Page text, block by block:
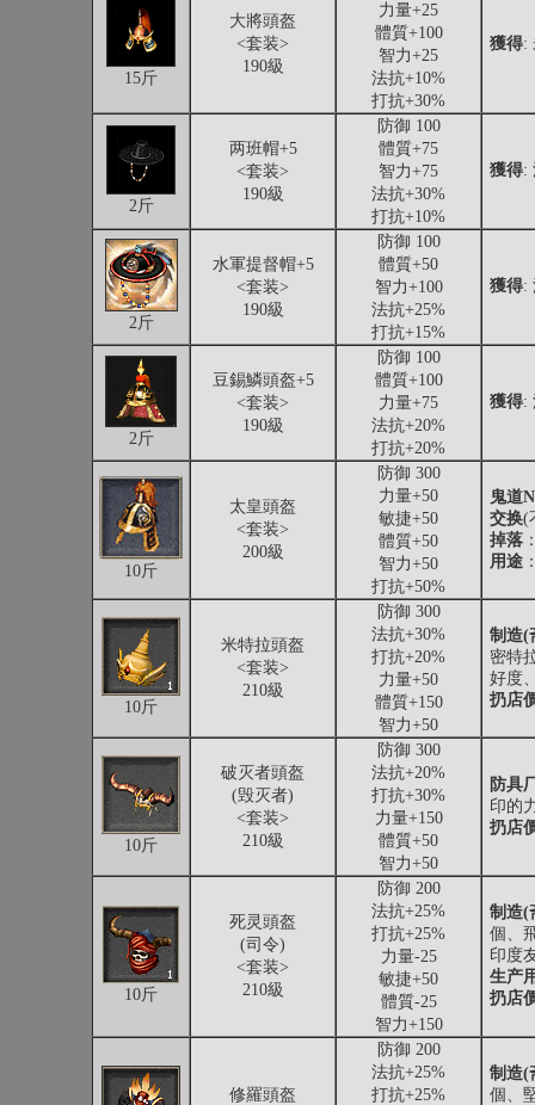
15斤
大將頭盔
<套装>
190級
力量+25
體質+100
智力+25
法抗+10%
打抗+30%
獲得:
2斤
两班帽+5
<套装>
190級
防御 100
體質+75
智力+75
法抗+30%
打抗+10%
獲得:
2斤
水軍提督帽+5
<套装>
190級
防御 100
體質+50
智力+100
法抗+25%
打抗+15%
獲得:
2斤
豆錫鱗頭盔+5
<套装>
190級
防御 100
體質+100
力量+75
法抗+20%
打抗+20%
獲得:
10斤
太皇頭盔
<套装>
200級
防御 300
力量+50
敏捷+50
體質+50
智力+50
打抗+50%
鬼道
交换(
掉落
用途
10斤
米特拉頭盔
<套装>
210級
防御 300
法抗+30%
打抗+20%
力量+50
體質+150
智力+50
制造(
密特
好度
扔店
10斤
破灭者頭盔
(毁灭者)
<套装>
210級
防御 300
法抗+20%
打抗+30%
力量+150
體質+50
智力+50
防具
印的
扔店
10斤
死灵頭盔
(司令)
<套装>
210級
防御 200
法抗+25%
打抗+25%
力量-25
敏捷+50
體質-25
智力+150
制造(
個、
印度
生产
扔店
修羅頭盔
防御 200
法抗+25%
打抗+25%
制造(
個、